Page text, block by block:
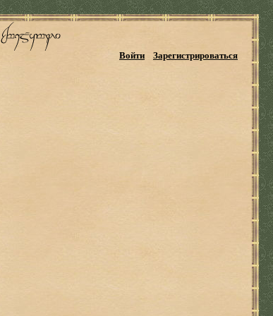
Войти Зарегистрироваться